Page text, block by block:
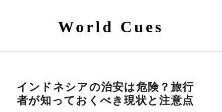
World Cues
インドネシアの治安は危険？旅行
者が知っておくべき現状と注意点